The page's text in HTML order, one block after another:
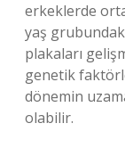
erkeklerde
yaş
plakaları
genetik
dönemin
olabilir.